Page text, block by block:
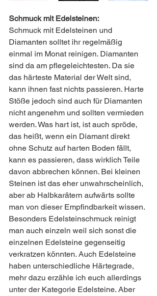
Schmuck mit Edelsteinen:
Schmuck mit Edelsteinen und
Diamanten solltet ihr regelmäßig
einmal im Monat reinigen. Diamanten
sind da am pflegeleichtesten. Da sie
das härteste Material der Welt sind,
kann ihnen fast nichts passieren. Harte
Stöße jedoch sind auch für Diamanten
nicht angenehm und sollten vermieden
werden. Was hart ist, ist auch spröde,
das heißt, wenn ein Diamant direkt
ohne Schutz auf harten Boden fällt,
kann es passieren, dass wirklich Teile
davon abbrechen können. Bei kleinen
Steinen ist das eher unwahrscheinlich,
aber ab Halbkarätern aufwärts sollte
man von dieser Empfindbarkeit wissen.
Besonders Edelsteinschmuck reinigt
man auch einzeln weil sich sonst die
einzelnen Edelsteine gegenseitig
verkratzen könnten. Auch Edelsteine
haben unterschiedliche Härtegrade,
mehr dazu erzähle ich euch allerdings
unter der Kategorie Edelsteine. Aber